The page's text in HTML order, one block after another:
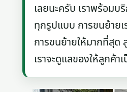
เลยนะครับ เราพร้อมบ
ทุกรูปแบบ การขนย้ายเ
การขนย้ายให้มากที่สุด
เราจะดูแลของให้ลูกค้า